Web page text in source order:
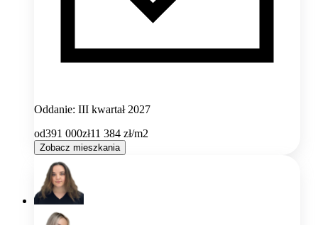
Oddanie: III kwartał 2027
od391 000zł11 384 zł/m2
Zobacz mieszkania